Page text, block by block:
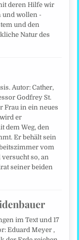
deren Hilfe wir
und wollen -
und den
Natur des
Autor: Cather,
Godfrey St.
Frau in ein neues
er
dem Weg, den
Er behält sein
vom
so, an
seiner beiden
im Text und 17
Eduard Meyer ,